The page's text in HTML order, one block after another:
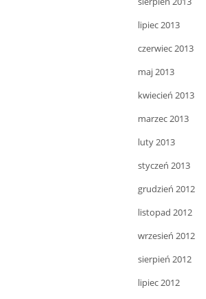
lipiec 2013
czerwiec 2013
maj 2013
kwiecień 2013
marzec 2013
luty 2013
styczeń 2013
grudzień 2012
listopad 2012
wrzesień 2012
sierpień 2012
lipiec 2012